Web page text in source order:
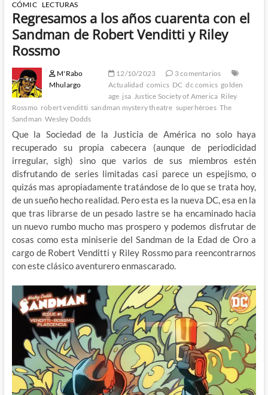
CÓMIC LECTURAS
Regresamos a los años cuarenta con el
Sandman de Robert Venditti y Riley
Rossmo
M'Rabo
Mhulargo
12/10/2023
3 comentarios
Actualidad comics DC dc comics golden
age jsa Justice Society of America Riley
Rossmo robert venditti sandman mystery theatre superhéroes The
Sandman Wesley Dodds
Que la Sociedad de la Justicia de América no solo haya
recuperado su propia cabecera (aunque de periodicidad
irregular, sigh) sino que varios de sus miembros estén
disfrutando de series limitadas casi parece un espejismo, o
quizás mas apropiadamente tratándose de lo que se trata hoy,
de un sueño hecho realidad. Pero esta es la nueva DC, esa en la
que tras librarse de un pesado lastre se ha encaminado hacia
un nuevo rumbo mucho mas prospero y podemos disfrutar de
cosas como esta miniserie del Sandman de la Edad de Oro a
cargo de Robert Venditti y Riley Rossmo para reencontrarnos
con este clásico aventurero enmascarado.